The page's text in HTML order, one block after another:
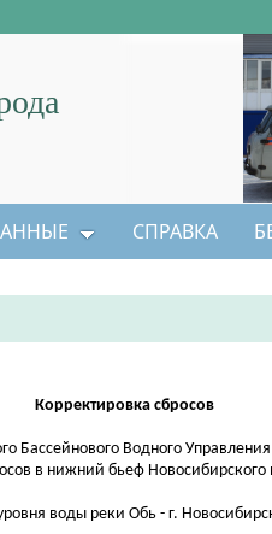
СПРАВКА
Корректировка сбросов
Бассейнового Водного
в нижний бьеф
воды реки Обь - г.